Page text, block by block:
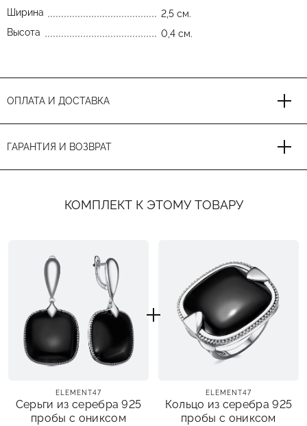
Ширина
2,5 см.
Высота
0,4 см.
ОПЛАТА И ДОСТАВКА
ГАРАНТИЯ И ВОЗВРАТ
КОМПЛЕКТ К ЭТОМУ ТОВАРУ
ELEMENT47
Серьги из серебра 925
пробы с ониксом
ELEMENT47
Кольцо из серебра 925
пробы с ониксом